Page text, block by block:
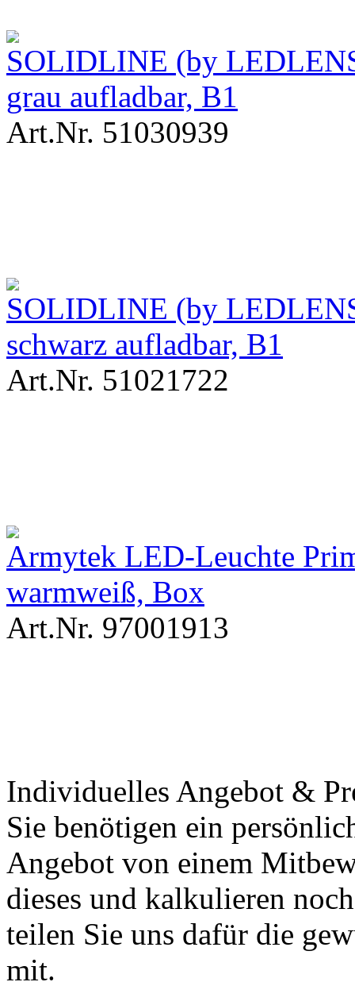
SOLIDLINE (by
grau aufladbar, B1
Art.Nr. 51030939
SOLIDLINE (by
schwarz aufladbar, B1
Art.Nr. 51021722
Armytek LED-Leuchte
warmweiß, Box
Art.Nr. 97001913
Individuelles Angebot &
Sie benötigen ein
Angebot von einem
dieses und kalkulieren
teilen Sie uns dafür die
mit.